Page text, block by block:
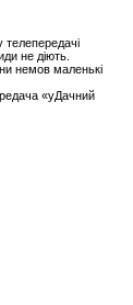
телепередачі
не діють.
немов маленькі
«уДачний